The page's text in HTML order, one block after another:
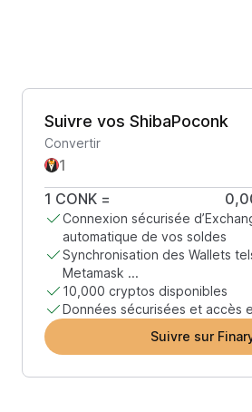
Suivre vos ShibaPoconk
Convertir
1 CONK =
Connexion sécurisée
automatique de vos soldes
Synchronisation des Wallets
Metamask ...
10,000 cryptos disponibles
Données sécurisées et accès
Suivre sur